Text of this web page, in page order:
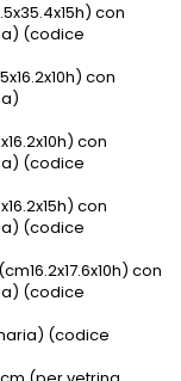
con
(codice
con
con
(codice
con
(codice
con
(codice
(codice